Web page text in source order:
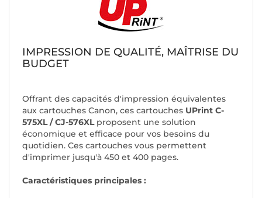
IMPRESSION DE QUALITÉ, MAÎTRISE DU
BUDGET
Offrant des capacités d'impression équivalentes
aux cartouches Canon, ces cartouches UPrint C-
575XL / CJ-576XLproposent une solution
économique et efficace pour vos besoins du
quotidien. Ces cartouches vous permettent
d'imprimer jusqu'à 450 et 400 pages.
Caractéristiques principales :